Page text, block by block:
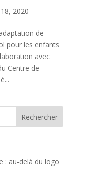
2020
de
pour les enfants
avec
Centre de
: au-delà du logo